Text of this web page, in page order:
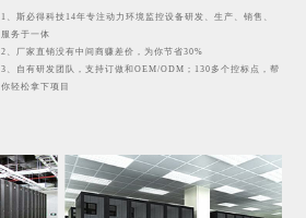
1、斯必得科技14年专注动力环境监控设备研发、生产、销售、
服务于一体
2、厂家直销没有中间商赚差价，为你节省30%
3、自有研发团队，支持订做和OEM/ODM；130多个控标点，帮
你轻松拿下项目